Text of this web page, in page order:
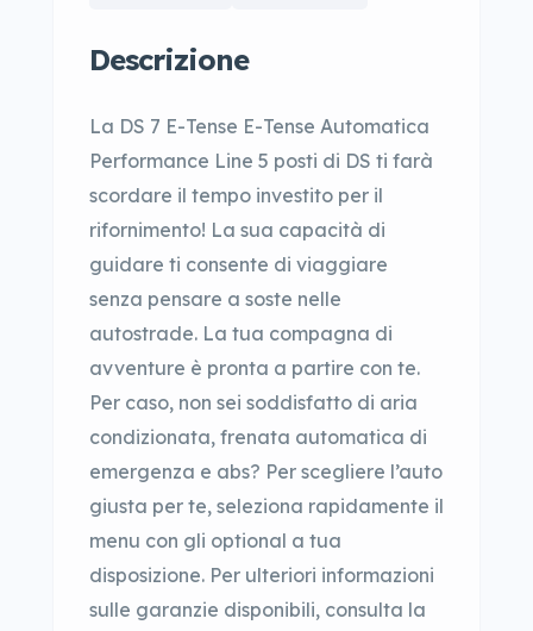
Descrizione
La DS 7 E-Tense E-Tense Automatica
Performance Line 5 posti di DS ti farà
scordare il tempo investito per il
rifornimento! La sua capacità di
guidare ti consente di viaggiare
senza pensare a soste nelle
autostrade. La tua compagna di
avventure è pronta a partire con te.
Per caso, non sei soddisfatto di aria
condizionata, frenata automatica di
emergenza e abs? Per scegliere l’auto
giusta per te, seleziona rapidamente il
menu con gli optional a tua
disposizione. Per ulteriori informazioni
sulle garanzie disponibili, consulta la